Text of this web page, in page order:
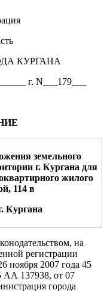
КУРГАНА
г. N___179___
земельного
г. Кургана для
жилого
114 в
Кургана
на
регистрации
ноября 2007 года 45
АА 137938, от 07
города